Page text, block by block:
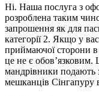
Ні. Наша послуга з
розроблена таким
запрошення як для
категорії 2. Якщо у
приймаючої сторони
це не є
мандрівники подають
мешканців Сінгапуру